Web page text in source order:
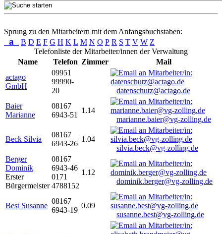
Sprung zu den Mitarbeitern mit dem Anfangsbuchstaben:
a B D E F G H K L M N O P R S T V W Z
Telefonliste der Mitarbeiter/innen der Verwaltung
Name
Telefon Zimmer
Mail
actago
GmbH
09951
99990-
20
datenschutz@actago.de
Baier
Marianne
08167
6943-51
1.14
marianne.baier@vg-zolling.de
Beck Silvia
08167
6943-26
1.04
silvia.beck@vg-zolling.de
Berger
Dominik
Erster
Bürgermeister
08167
6943-46
0171
4788152
1.12
dominik.berger@vg-zolling.de
Best Susanne
08167
6943-19
0.09
susanne.best@vg-zolling.de